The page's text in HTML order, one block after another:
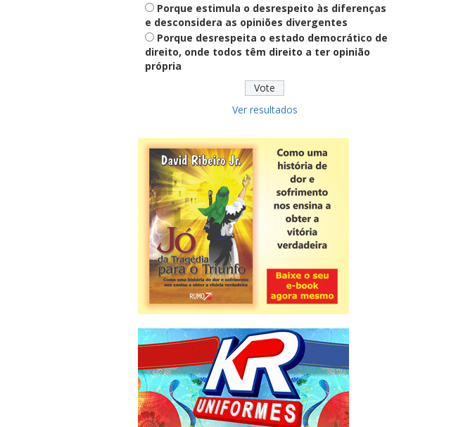
Educação
Fies: pré-selecionados têm até
terça para complementar
CNPJ alfanumérico começa a ser
emitido nesta sexta
ver todas »
Porque estimula o desrespeito às diferenças
e desconsidera as opiniões divergentes
Porque desrespeita o estado democrático de
direito, onde todos têm direito a ter opinião
própria
Ver resultados